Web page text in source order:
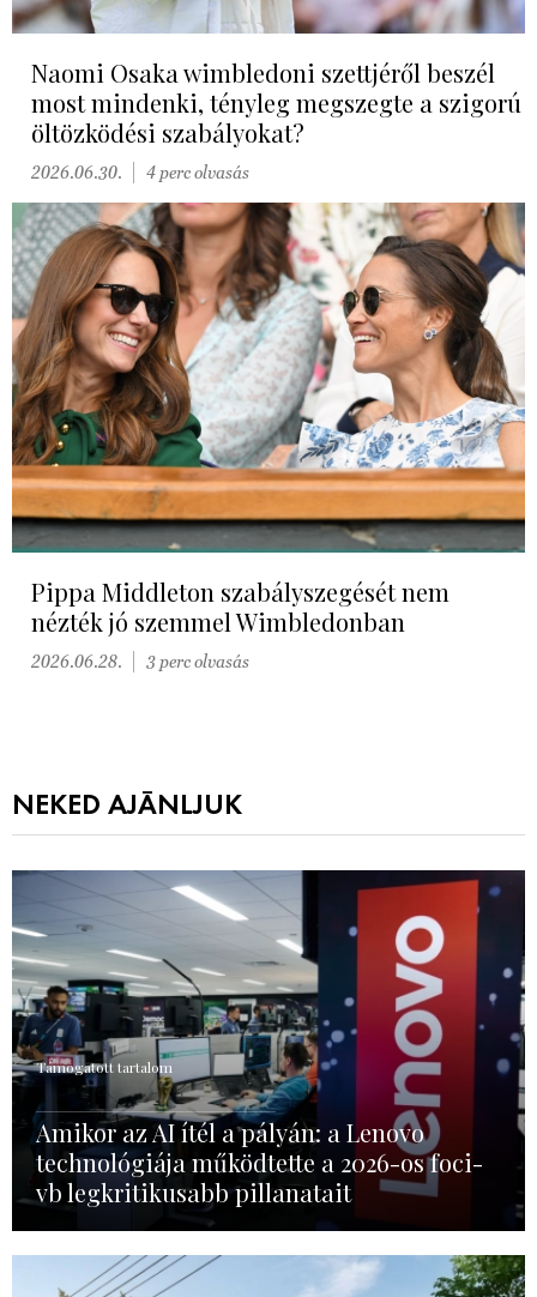
Naomi Osaka wimbledoni szettjéről beszél
most mindenki, tényleg megszegte a szigorú
öltözködési szabályokat?
2026.06.30. 4 perc olvasás
Pippa Middleton szabályszegését nem
nézték jó szemmel Wimbledonban
2026.06.28. 3 perc olvasás
NEKED AJÁNLJUK
Támogatott tartalom
Amikor az AI ítél a pályán: a Lenovo
technológiája működtette a 2026-os foci-
vb legkritikusabb pillanatait